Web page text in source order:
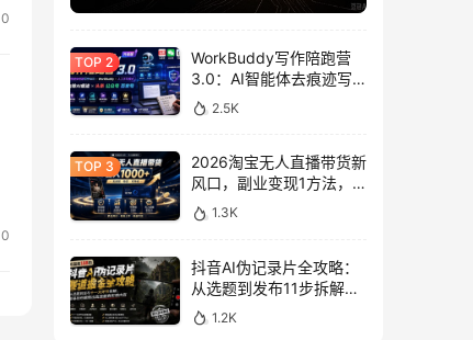
0
0
WorkBuddy写作陪跑营
3.0：AI智能体去痕迹写
作，头条公众号百家号变
现
2.5K
2026淘宝无人直播带货新
风口，副业变现1方法，
无违规稳定可长期操作
1.3K
抖音AI伪记录片全攻略：
从选题到发布11步拆解，
零基础做出高流量真实感
内容
1.2K